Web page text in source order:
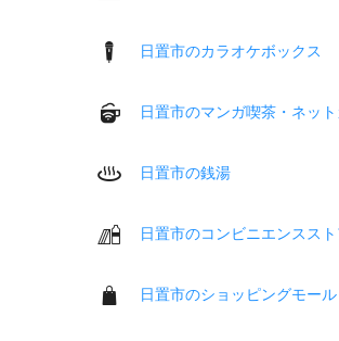
日置市のカラオケボックス
日置市のマンガ喫茶・ネット
日置市の銭湯
日置市のコンビニエンススト
日置市のショッピングモール